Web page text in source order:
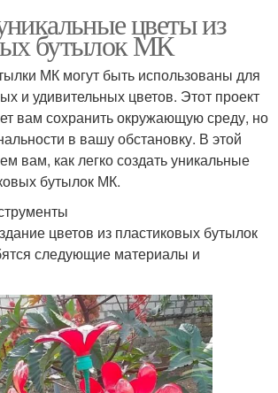
цветы из
бутылок МК
МК могут быть использованы для
и удивительных цветов. Этот проект
вам сохранить окружающую среду, но
в вашу обстановку. В этой
вам, как легко создать уникальные
бутылок МК.
цветов из пластиковых бутылок
следующие материалы и